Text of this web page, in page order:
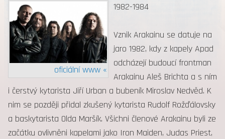
oficiální www «
1982-1984
Vznik Arakainu se datuje na
jaro 1982, kdy z kapely Apad
odcházejí budoucí frontman
Arakainu Aleš Brichta a s ním
i čerstvý kytarista Jiří Urban a bubeník Miroslav Nedvěd. K
nim se později přidal zkušený kytarista Rudolf Rožďálovsky
a baskytarista Olda Maršík. Všichni členové Arakainu byli ze
začátku ovlivněni kapelami jako Iron Maiden, Judas Priest,